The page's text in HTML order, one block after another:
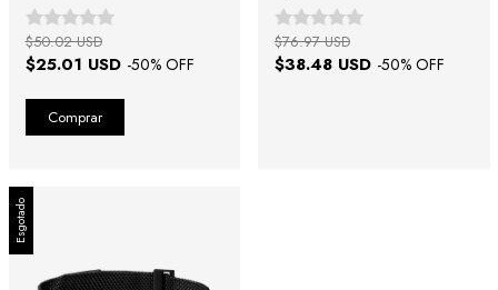
$25.01 USD -50% OFF
$50.02 USD
$38.48 USD -50% OFF
$76.97 USD
Esgotado